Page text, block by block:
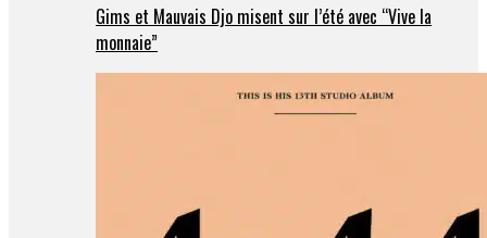
Gims et Mauvais Djo misent sur l’été avec “Vive la
monnaie”